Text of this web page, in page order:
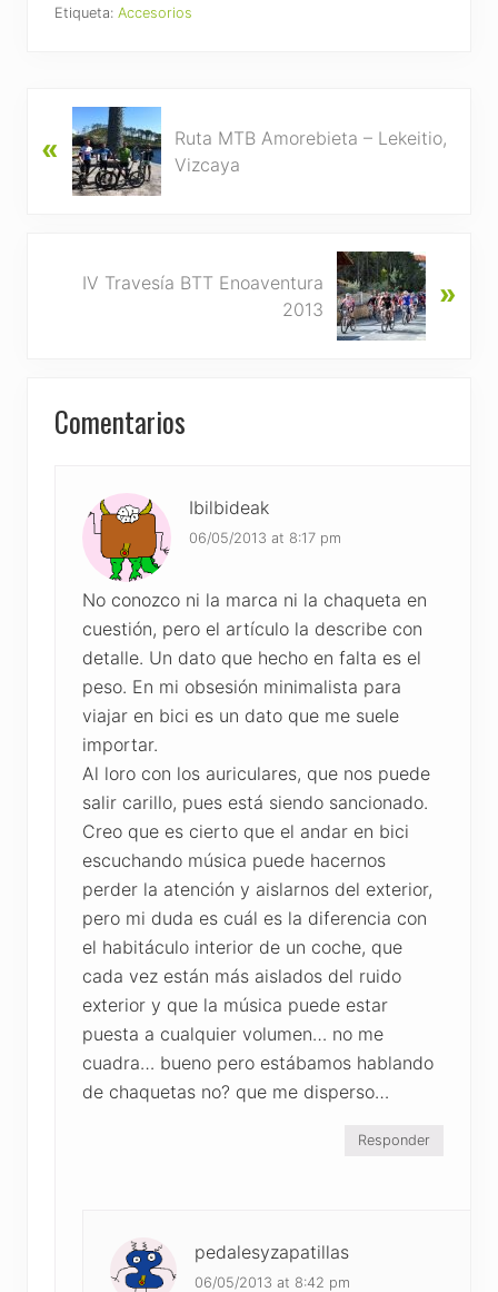
Etiqueta: Accesorios
r
«
Ruta MTB Amorebieta – Lekeitio,
Vizcaya
IV Travesía BTT Enoaventura
2013
»
Interactions
Comentarios
Ibilbideak
06/05/2013 at 8:17 pm
No conozco ni la marca ni la chaqueta en
cuestión, pero el artículo la describe con
detalle. Un dato que hecho en falta es el
peso. En mi obsesión minimalista para
viajar en bici es un dato que me suele
importar.
Al loro con los auriculares, que nos puede
salir carillo, pues está siendo sancionado.
Creo que es cierto que el andar en bici
escuchando música puede hacernos
perder la atención y aislarnos del exterior,
pero mi duda es cuál es la diferencia con
el habitáculo interior de un coche, que
cada vez están más aislados del ruido
exterior y que la música puede estar
puesta a cualquier volumen… no me
cuadra… bueno pero estábamos hablando
de chaquetas no? que me disperso…
Responder
pedalesyzapatillas
06/05/2013 at 8:42 pm